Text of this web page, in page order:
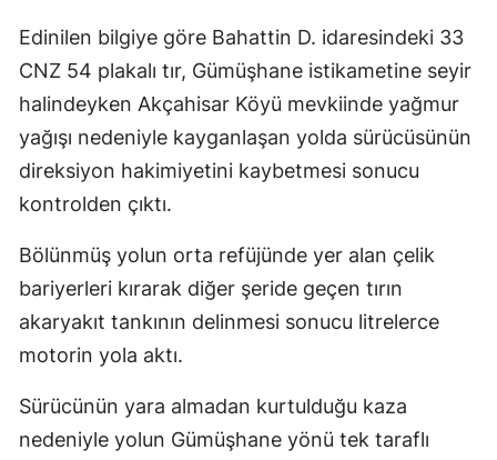
Hatay
Isparta
Mersin
İzmir
Kars
Kırklareli
Edinilen bilgiye göre Bahattin D. idaresindeki 33
CNZ 54 plakalı tır, Gümüşhane istikametine seyir
halindeyken Akçahisar Köyü mevkiinde yağmur
yağışı nedeniyle kayganlaşan yolda sürücüsünün
direksiyon hakimiyetini kaybetmesi sonucu
kontrolden çıktı.
Bölünmüş yolun orta refüjünde yer alan çelik
bariyerleri kırarak diğer şeride geçen tırın
akaryakıt tankının delinmesi sonucu litrelerce
motorin yola aktı.
Sürücünün yara almadan kurtulduğu kaza
nedeniyle yolun Gümüşhane yönü tek taraflı